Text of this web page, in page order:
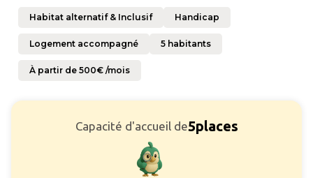
Habitat alternatif & Inclusif Handicap
Logement accompagné 5 habitants
À partir de 500€ /mois
Capacité d'accueil de5places